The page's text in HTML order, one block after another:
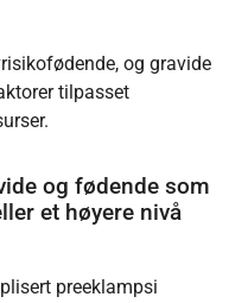
og gravide
tilpasset
og fødende som
et høyere nivå
preeklampsi